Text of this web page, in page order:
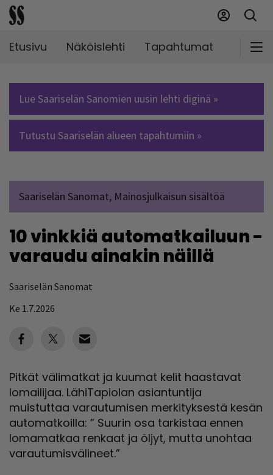
Etusivu Näköislehti Tapahtumat
Lue Saariselän Sanomien uusin lehti diginä »
Tutustu Saariselän alueen tapahtumiin »
Saariselän Sanomat, Mainosjulkaisun sisältöä
10 vinkkiä automatkailuun -
varaudu ainakin näillä
Saariselän Sanomat
Ke 1.7.2026
Pitkät välimatkat ja kuumat kelit haastavat
lomailijaa. LähiTapiolan asiantuntija
muistuttaa varautumisen merkityksestä kesän
automatkoilla: ” Suurin osa tarkistaa ennen
lomamatkaa renkaat ja öljyt, mutta unohtaa
varautumisvälineet.”